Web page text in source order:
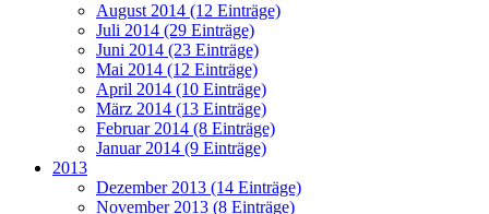
August 2014 (12 Einträge)
Juli 2014 (29 Einträge)
Juni 2014 (23 Einträge)
Mai 2014 (12 Einträge)
April 2014 (10 Einträge)
März 2014 (13 Einträge)
Februar 2014 (8 Einträge)
Januar 2014 (9 Einträge)
2013
Dezember 2013 (14 Einträge)
November 2013 (8 Einträge)